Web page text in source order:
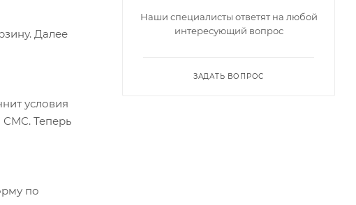
Далее
условия
СМС. Теперь
по
Наши специалисты ответят на любой
интересующий вопрос
ЗАДАТЬ ВОПРОС